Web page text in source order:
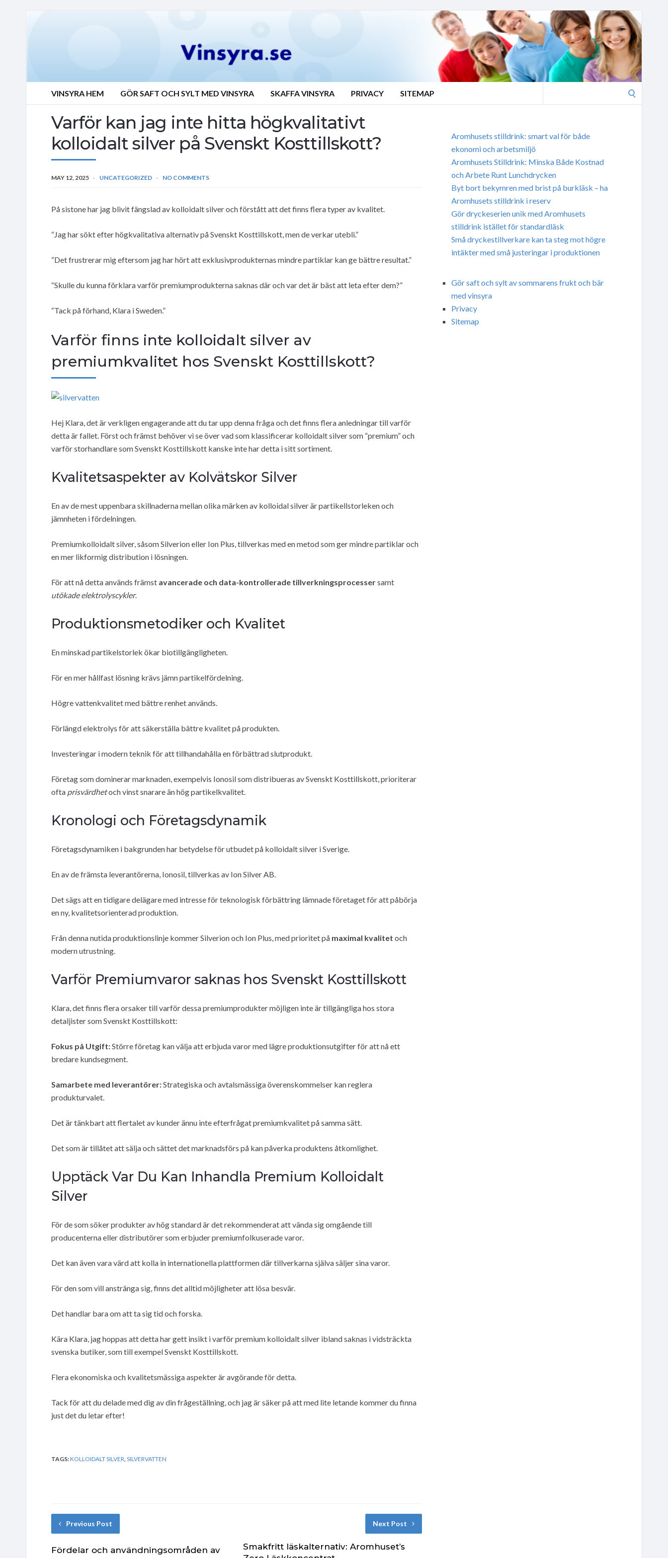
VINSYRA HEM GÖR SAFT OCH SYLT MED VINSYRA SKAFFA VINSYRA PRIVACY SITEMAP
Varför kan jag inte hitta högkvalitativt
kolloidalt silver på Svenskt Kosttillskott?
MAY 12, 2025 UNCATEGORIZED NO COMMENTS
På sistone har jag blivit fängslad av kolloidalt silver och förstått att det finns flera typer av kvalitet.
“Jag har sökt efter högkvalitativa alternativ på Svenskt Kosttillskott, men de verkar utebli.”
“Det frustrerar mig eftersom jag har hört att exklusivprodukternas mindre partiklar kan ge bättre resultat.”
“Skulle du kunna förklara varför premiumprodukterna saknas där och var det är bäst att leta efter dem?”
“Tack på förhand, Klara i Sweden.”
Varför finns inte kolloidalt silver av
premiumkvalitet hos Svenskt Kosttillskott?
Hej Klara, det är verkligen engagerande att du tar upp denna fråga och det finns flera anledningar till varför
detta är fallet. Först och främst behöver vi se över vad som klassificerar kolloidalt silver som “premium” och
varför storhandlare som Svenskt Kosttillskott kanske inte har detta i sitt sortiment.
Kvalitetsaspekter av Kolvätskor Silver
En av de mest uppenbara skillnaderna mellan olika märken av kolloidal silver är partikellstorleken och
jämnheten i fördelningen.
Premiumkolloidalt silver, såsom Silverion eller Ion Plus, tillverkas med en metod som ger mindre partiklar och
en mer likformig distribution i lösningen.
För att nå detta används främst avancerade och data-kontrollerade tillverkningsprocessersamt
utökade elektrolyscykler.
Produktionsmetodiker och Kvalitet
En minskad partikelstorlek ökar biotillgängligheten.
För en mer hållfast lösning krävs jämn partikelfördelning.
Högre vattenkvalitet med bättre renhet används.
Förlängd elektrolys för att säkerställa bättre kvalitet på produkten.
Investeringar i modern teknik för att tillhandahålla en förbättrad slutprodukt.
Företag som dominerar marknaden, exempelvis Ionosil som distribueras av Svenskt Kosttillskott, prioriterar
ofta prisvärdhetoch vinst snarare än hög partikelkvalitet.
Kronologi och Företagsdynamik
Företagsdynamiken i bakgrunden har betydelse för utbudet på kolloidalt silver i Sverige.
En av de främsta leverantörerna, Ionosil, tillverkas av Ion Silver AB.
Det sägs att en tidigare delägare med intresse för teknologisk förbättring lämnade företaget för att påbörja
en ny, kvalitetsorienterad produktion.
Från denna nutida produktionslinje kommer Silverion och Ion Plus, med prioritet på maximal kvalitet och
modern utrustning.
Varför Premiumvaror saknas hos Svenskt Kosttillskott
Klara, det finns flera orsaker till varför dessa premiumprodukter möjligen inte är tillgängliga hos stora
detaljister som Svenskt Kosttillskott:
Fokus på Utgift:Större företag kan välja att erbjuda varor med lägre produktionsutgifter för att nå ett
bredare kundsegment.
Samarbete med leverantörer:Strategiska och avtalsmässiga överenskommelser kan reglera
produkturvalet.
Det är tänkbart att flertalet av kunder ännu inte efterfrågat premiumkvalitet på samma sätt.
Det som är tillåtet att sälja och sättet det marknadsförs på kan påverka produktens åtkomlighet.
Upptäck Var Du Kan Inhandla Premium Kolloidalt
Silver
För de som söker produkter av hög standard är det rekommenderat att vända sig omgående till
producenterna eller distributörer som erbjuder premiumfolkuserade varor.
Det kan även vara värd att kolla in internationella plattformen där tillverkarna själva säljer sina varor.
För den som vill anstränga sig, finns det alltid möjligheter att lösa besvär.
Det handlar bara om att ta sig tid och forska.
Kära Klara, jag hoppas att detta har gett insikt i varför premium kolloidalt silver ibland saknas i vidsträckta
svenska butiker, som till exempel Svenskt Kosttillskott.
Flera ekonomiska och kvalitetsmässiga aspekter är avgörande för detta.
Tack för att du delade med dig av din frågeställning, och jag är säker på att med lite letande kommer du finna
just det du letar efter!
TAGS:KOLLOIDALT SILVER SILVERVATTEN
Previous Post
Fördelar och användningsområden av
Next Post
Smakfritt läskalternativ: Aromhuset’s
Aromhusets stilldrink: smart val för både
ekonomi och arbetsmiljö
Aromhusets Stilldrink: Minska Både Kostnad
och Arbete Runt Lunchdrycken
Byt bort bekymren med brist på burkläsk – ha
Aromhusets stilldrink i reserv
Gör dryckeserien unik med Aromhusets
stilldrink istället för standardläsk
Små dryckestillverkare kan ta steg mot högre
intäkter med små justeringar i produktionen
Gör saft och sylt av sommarens frukt och bär
med vinsyra
Privacy
Sitemap